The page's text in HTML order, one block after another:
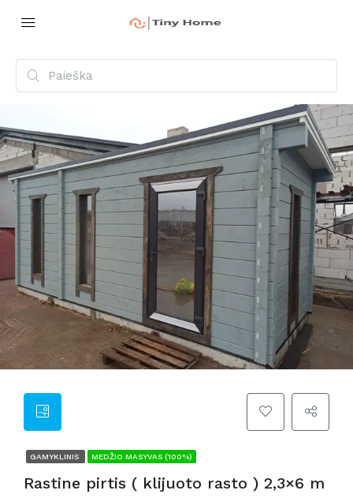
GAMYKLINIS MEDŽIO MASYVAS (100%)
Rastine pirtis ( klijuoto rasto ) 2,3×6 m